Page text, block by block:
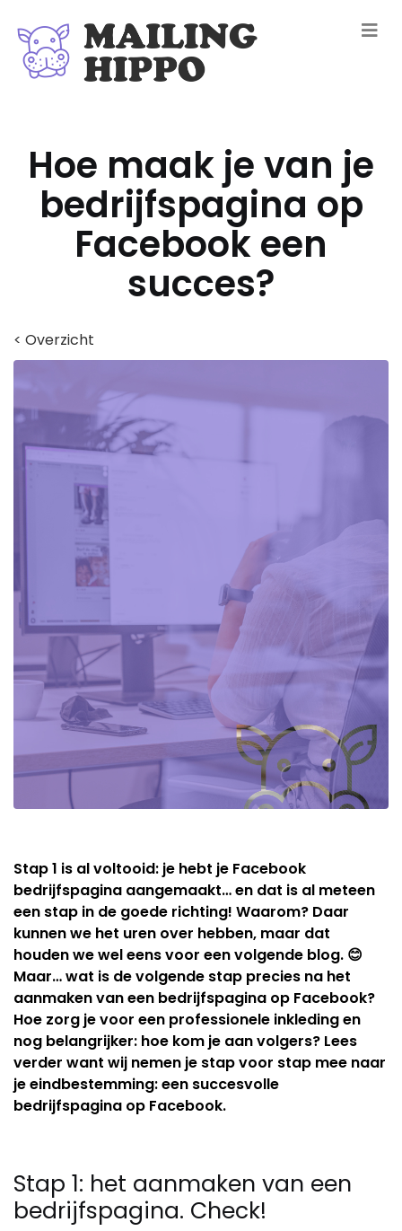
Hoe maak je van je
bedrijfspagina op
Facebook een
succes?
< Overzicht
Stap 1 is al voltooid: je hebt je Facebook
bedrijfspagina aangemaakt… en dat is al meteen
een stap in de goede richting! Waarom? Daar
kunnen we het uren over hebben, maar dat
houden we wel eens voor een volgende blog. 😊
Maar… wat is de volgende stap precies na het
aanmaken van een bedrijfspagina op Facebook?
Hoe zorg je voor een professionele inkleding en
nog belangrijker: hoe kom je aan volgers? Lees
verder want wij nemen je stap voor stap mee naar
je eindbestemming: een succesvolle
bedrijfspagina op Facebook.
Stap 1: het aanmaken van een
bedrijfspagina. Check!